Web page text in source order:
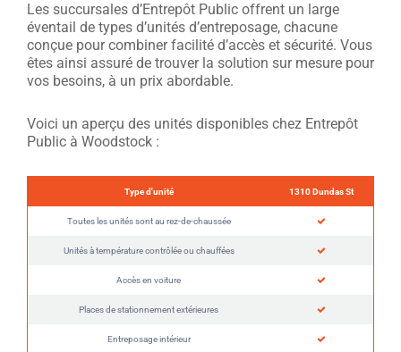
Les succursales d’Entrepôt Public offrent un large
éventail de types d’unités d’entreposage, chacune
conçue pour combiner facilité d’accès et sécurité. Vous
êtes ainsi assuré de trouver la solution sur mesure pour
vos besoins, à un prix abordable.
Voici un aperçu des unités disponibles chez Entrepôt
Public à Woodstock :
Type d'unité 1310 Dundas St
Toutes les unités sont au rez-de-chaussée
Unités à température contrôlée ou chauffées
Accès en voiture
Places de stationnement extérieures
Entreposage intérieur